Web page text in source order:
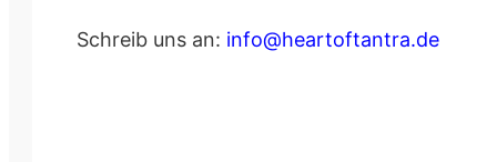
Schreib uns an: info@heartoftantra.de